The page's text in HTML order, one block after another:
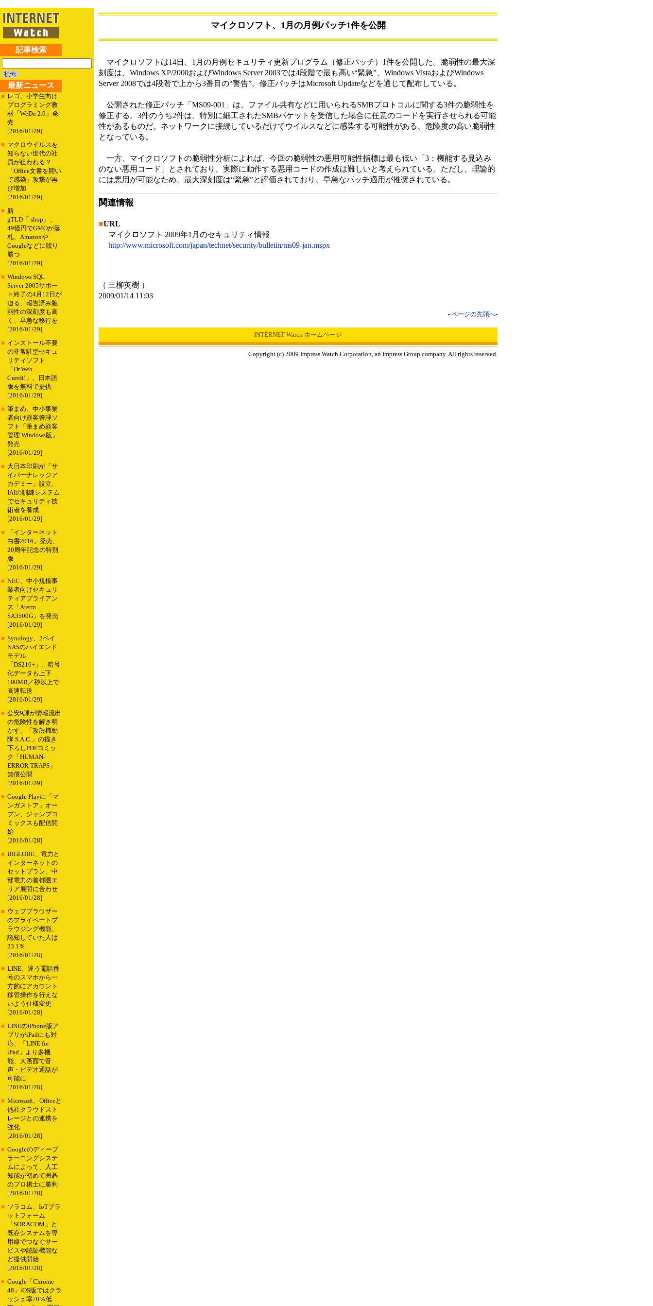
記事検索
最新ニュース
■ レゴ、小学生向け
プログラミング教
材「WeDo 2.0」発
売
[2016/01/29]
■ マクロウイルスを
知らない世代の社
員が狙われる？
「Office文書を開い
て感染」攻撃が再
び増加
[2016/01/29]
■ 新
gTLD「.shop」、
49億円でGMOが落
札、Amazonや
Googleなどに競り
勝つ
[2016/01/29]
■ Windows SQL
Server 2005サポー
ト終了の4月12日が
迫る、報告済み脆
弱性の深刻度も高
く、早急な移行を
[2016/01/29]
■ インストール不要
の非常駐型セキュ
リティソフト
「Dr.Web
CureIt!」、日本語
版を無料で提供
[2016/01/29]
■ 筆まめ、中小事業
者向け顧客管理ソ
フト「筆まめ顧客
管理 Windows版」
発売
[2016/01/29]
■ 大日本印刷が「サ
イバーナレッジア
カデミー」設立、
IAIの訓練システム
でセキュリティ技
術者を養成
[2016/01/29]
■
「インターネット
白書2016」発売、
20周年記念の特別
版
[2016/01/29]
■ NEC、中小規模事
業者向けセキュリ
ティアプライアン
ス「Aterm
SA3500G」を発売
[2016/01/29]
■ Synology、2ベイ
NASのハイエンド
モデル
「DS216+」、暗号
化データも上下
100MB／秒以上で
高速転送
[2016/01/29]
■ 公安9課が情報流出
の危険性を解き明
かす、「攻殻機動
隊 S.A.C.」の描き
下ろしPDFコミッ
ク「HUMAN-
ERROR TRAPS」
無償公開
[2016/01/29]
■ Google Playに「マ
ンガストア」オー
プン、ジャンプコ
ミックスも配信開
始
[2016/01/28]
■ BIGLOBE、電力と
インターネットの
セットプラン、中
部電力の首都圏エ
リア展開に合わせ
[2016/01/28]
■ ウェブブラウザー
のプライベートブ
ラウジング機能、
認知していた人は
23.1％
[2016/01/28]
■ LINE、違う電話番
号のスマホから一
方的にアカウント
移管操作を行えな
いよう仕様変更
[2016/01/28]
■ LINEのiPhone版ア
プリがiPadにも対
応、「LINE for
iPad」より多機
能、大画面で音
声・ビデオ通話が
可能に
[2016/01/28]
■ Microsoft、Officeと
他社クラウドスト
レージとの連携を
強化
[2016/01/28]
■ Googleのディープ
ラーニングシステ
ムによって、人工
知能が初めて囲碁
のプロ棋士に勝利
[2016/01/28]
■ ソラコム、IoTプラ
ットフォーム
「SORACOM」と
既存システムを専
用線でつなぐサー
ビスや認証機能な
ど提供開始
[2016/01/28]
■ Google「Chrome
48」iOS版ではクラ
ッシュ率70％低
マイクロソフト、1月の月例パッチ1件を公開
マイクロソフトは14日、1月の月例セキュリティ更新プログラム（修正パッチ）1件を公開した。脆弱性の最大深
刻度は、Windows XP/2000およびWindows Server 2003では4段階で最も高い“緊急”、Windows VistaおよびWindows
Server 2008では4段階で上から3番目の“警告”。修正パッチはMicrosoft Updateなどを通じて配布している。
公開された修正パッチ「MS09-001」は、ファイル共有などに用いられるSMBプロトコルに関する3件の脆弱性を
修正する。3件のうち2件は、特別に細工されたSMBパケットを受信した場合に任意のコードを実行させられる可能
性があるものだ。ネットワークに接続しているだけでウイルスなどに感染する可能性がある、危険度の高い脆弱性
となっている。
一方、マイクロソフトの脆弱性分析によれば、今回の脆弱性の悪用可能性指標は最も低い「3：機能する見込み
のない悪用コード」とされており、実際に動作する悪用コードの作成は難しいと考えられている。ただし、理論的
には悪用が可能なため、最大深刻度は“緊急”と評価されており、早急なパッチ適用が推奨されている。
関連情報
■URL
マイクロソフト 2009年1月のセキュリティ情報
http://www.microsoft.com/japan/technet/security/bulletin/ms09-jan.mspx
（ 三柳英樹 ）
2009/01/14 11:03
- ページの先頭へ-
INTERNET Watch ホームページ
Copyright (c) 2009 Impress Watch Corporation, an Impress Group company. All rights reserved.